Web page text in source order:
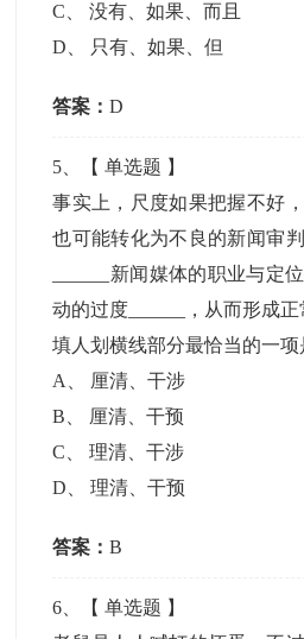
C 、没有、如果、而且
D
只有、如果、但
答案：D
5 、【单选题 】
事实上，尺度如果把握不好
也可能转化为不良的新闻审
______新闻媒体的职业与定
动的过度______，从而形成正
填人划横线部分最恰当的
A
厘清、干涉
B
厘清、干预
C 、理清、干涉
D 、理清、干预
答案：B
6 、【单选题 】